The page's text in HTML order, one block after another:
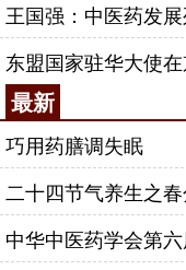
王国强：中医药发
东盟国家驻华大使
最新
巧用药膳调失眠
二十四节气养生之
中华中医药学会第